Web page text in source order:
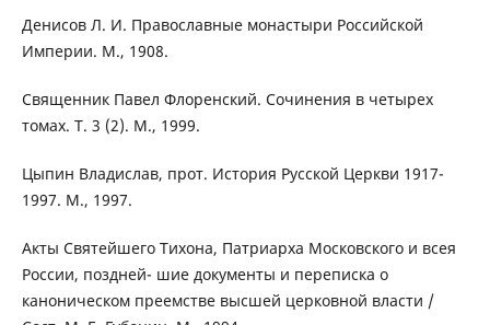
Денисов Л. И. Православные монастыри Российской
Империи. М., 1908.
Священник Павел Флоренский. Сочинения в четырех
томах. Т. 3 (2). М., 1999.
Цыпин Владислав, прот. История Русской Церкви 1917-
1997. М., 1997.
Акты Святейшего Тихона, Патриарха Московского и всея
России, поздней- шие документы и переписка о
каноническом преемстве высшей церковной власти /